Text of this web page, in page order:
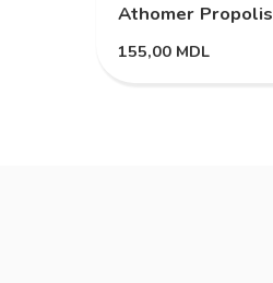
Athomer Propolis
155,00 MDL